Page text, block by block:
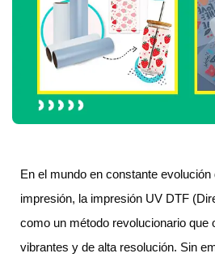
En el mundo en constante
impresión, la impresión UV DTF
como un método revolucionario que
vibrantes y de alta resolución. Sin